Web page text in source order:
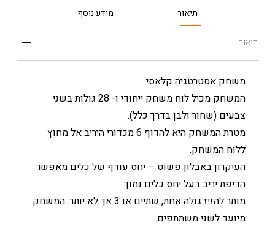
תיאור מידע נוסף
תיאור
משחק אסטרטגיה קלאסי
המשחק מכיל לוח משחק ייחודי ו- 28 גולות בשני
צבעים (שחור ולבן בדרך כלל).
מטרת המשחק היא להדוף 6 מכדורי היריב אל מחוץ
ללוח המשחק.
העיקרון באבלון פשוט – יחס עודף של כלים מאפשר
הדיפת יריב בעל יחס כלים נמוך.
מותר להזיז גולה אחת, שתיים או 3 אך לא יותר. המשחק
מיועד לשני משתתפים.